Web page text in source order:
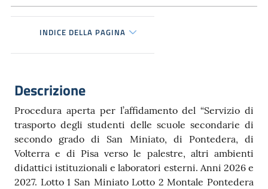
INDICE DELLA PAGINA
Descrizione
Procedura aperta per l’affidamento del “Servizio di
trasporto degli studenti delle scuole secondarie di
secondo grado di San Miniato, di Pontedera, di
Volterra e di Pisa verso le palestre, altri ambienti
didattici istituzionali e laboratori esterni. Anni 2026 e
2027. Lotto 1 San Miniato Lotto 2 Montale Pontedera